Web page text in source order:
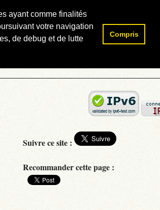
ayant comme finalités
votre navigation
de debug et de lutte
Compris
Rechercher :
Suivre ce site :
Recommander cette page :